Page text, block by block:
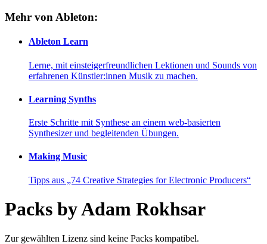
Mehr von Ableton:
Ableton Learn
Lerne, mit einsteigerfreundlichen Lektionen und Sounds von
erfahrenen Künstler:innen Musik zu machen.
Learning Synths
Erste Schritte mit Synthese an einem web-basierten
Synthesizer und begleitenden Übungen.
Making Music
Tipps aus „74 Creative Strategies for Electronic Producers“
Packs by Adam Rokhsar
Zur gewählten Lizenz sind keine Packs kompatibel.